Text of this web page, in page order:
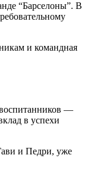
“Барселоны”. В
и командная
воспитанников —
в успехи
и Педри, уже